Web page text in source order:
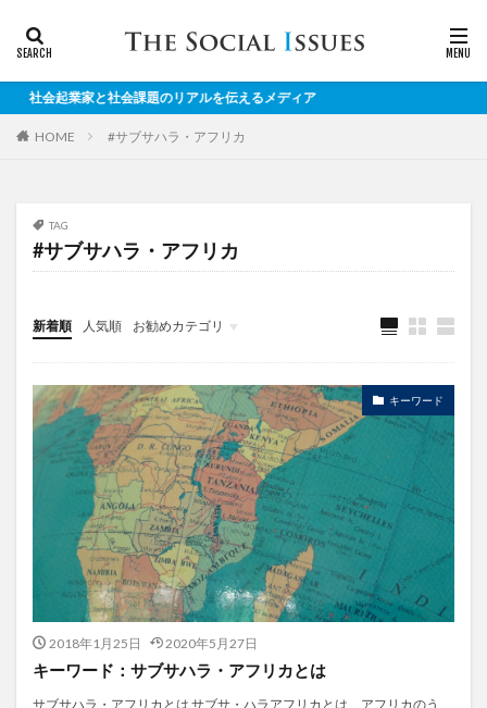
家と社会課題のリアルを伝えるメディア
HOME #サブサハラ・アフリカ
TAG
#サブサハラ・アフリカ
新着順 人気順 お勧めカテゴリ
対談
キーワード
2018年1月25日 2020年5月27日
キーワード：サブサハラ・アフリカとは
サブサハラ・アフリカとは サブサ・ハラアフリカとは、アフリカのう